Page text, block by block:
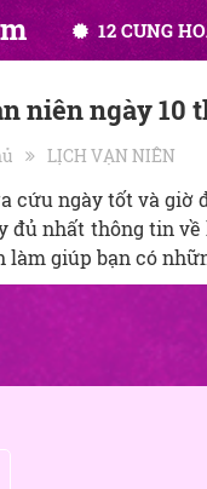
12 CUNG
niên ngày 10
LỊCH VẠN NIÊN
cứu ngày tốt và giờ
đủ nhất thông tin
làm giúp bạn có